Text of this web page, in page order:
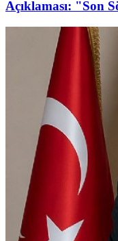
Açıklaması: "Son